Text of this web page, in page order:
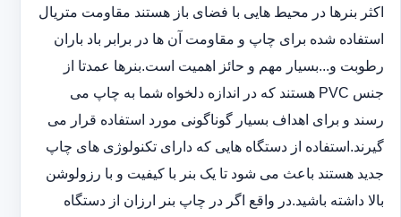
اکثر بنرها در محیط هایی با فضای باز هستند مقاومت متریال
استفاده شده برای چاپ و مقاومت آن ها در برابر باد باران
رطوبت و...بسیار مهم و حائز اهمیت است.بنرها عمدتا از
جنس PVC هستند که در اندازه دلخواه شما به چاپ می
رسند و برای اهداف بسیار گوناگونی مورد استفاده قرار می
گیرند.استفاده از دستگاه هایی که دارای تکنولوژی های چاپ
جدید هستند باعث می شود تا یک بنر با کیفیت و با رزولوشن
بالا داشته باشید.در واقع اگر در چاپ بنر ارزان از دستگاه